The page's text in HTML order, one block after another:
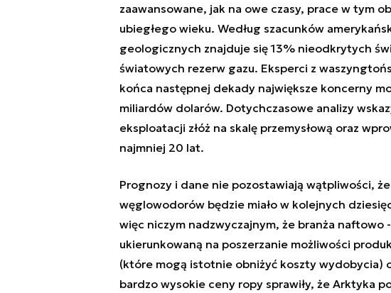
zaawansowane, jak na owe czasy, prace w tym
ubiegłego wieku. Według szacunków
geologicznych znajduje się 13% nieodkrytych
światowych rezerw gazu. Eksperci z
końca następnej dekady największe koncerny
miliardów dolarów. Dotychczasowe analizy
eksploatacji złóż na skalę przemysłową oraz
najmniej 20 lat.
Prognozy i dane nie pozostawiają wątpliwości,
węglowodorów będzie miało w kolejnych
więc niczym nadzwyczajnym, że branża
ukierunkowaną na poszerzanie możliwości
(które mogą istotnie obniżyć koszty wydobycia)
bardzo wysokie ceny ropy sprawiły, że Arktyka